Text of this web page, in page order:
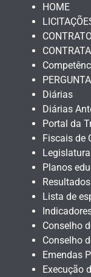
HOME
Diárias
Diárias
Portal da
Fiscais de
Planos
Lista de
Conselho
Conselho
Emendas
Execução